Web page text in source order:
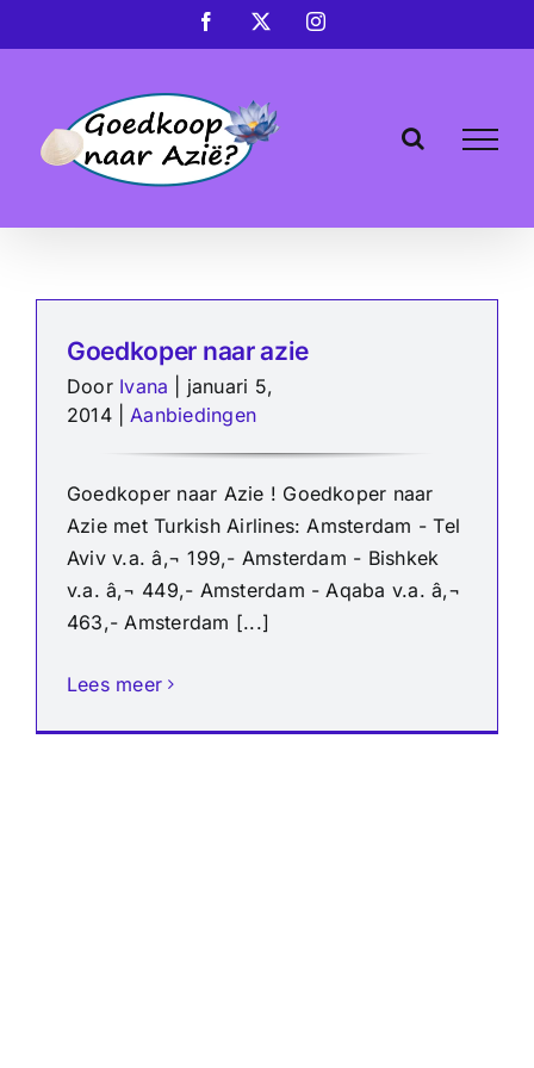
naar
Facebook Instagram
Goedkoper naar azie
Door Ivana
januari 5,
2014
Aanbiedingen
Goedkoper naar Azie ! Goedkoper naar
Azie met Turkish Airlines: Amsterdam - Tel
Aviv v.a. â‚¬ 199,- Amsterdam - Bishkek
v.a. â‚¬ 449,- Amsterdam - Aqaba v.a. â‚¬
463,- Amsterdam [...]
Lees meer